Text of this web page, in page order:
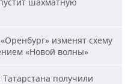
шахматную
изменят схему
«Новой волны»
получили